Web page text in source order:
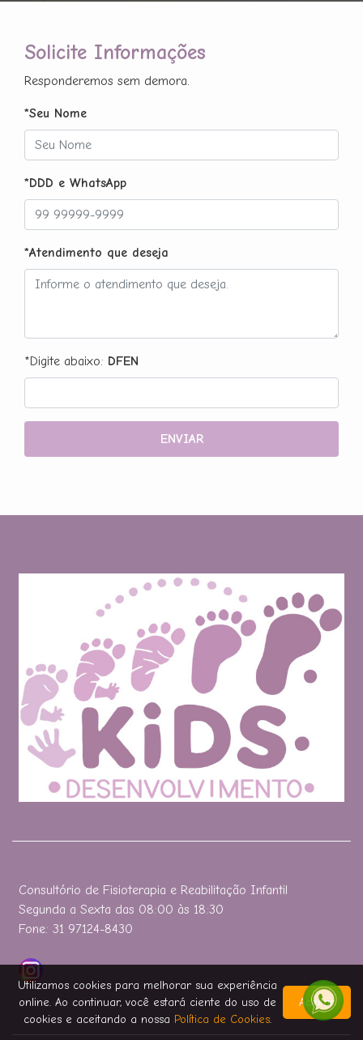
Solicite Informações
Responderemos sem demora.
*Seu Nome
*DDD e WhatsApp
*Atendimento que deseja
*Digite abaixo: DFEN
ENVIAR
Consultório de Fisioterapia e Reabilitação Infantil
Segunda a Sexta das 08:00 às 18:30
Fone: 31 97124-8430
Utilizamos cookies para melhorar sua experiência
online. Ao continuar, você estará ciente do uso de
cookies e aceitando a nossa Política de Cookies.
Aceitar